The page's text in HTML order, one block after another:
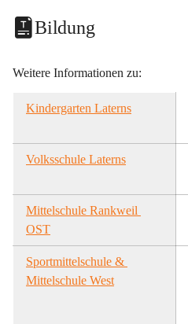
Bildung
Weitere Informationen zu:
Kindergarten Laterns
Volksschule Laterns
Mittelschule Rankweil
OST
Sportmittelschule &
Mittelschule West